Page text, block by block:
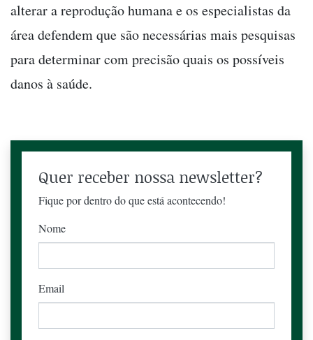
alterar a reprodução humana e os especialistas da
área defendem que são necessárias mais pesquisas
para determinar com precisão quais os possíveis
danos à saúde.
Quer receber nossa newsletter?
Fique por dentro do que está acontecendo!
Nome
Email